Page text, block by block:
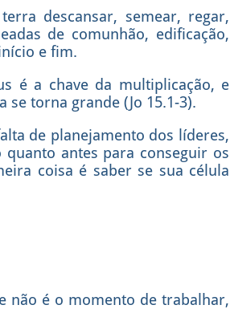
descansar, semear, regar,
de comunhão, edificação,
e fim.
é a chave da multiplicação, e
torna grande (Jo 15.1-3).
de planejamento dos líderes,
antes para conseguir os
coisa é saber se sua célula
não é o momento de trabalhar,